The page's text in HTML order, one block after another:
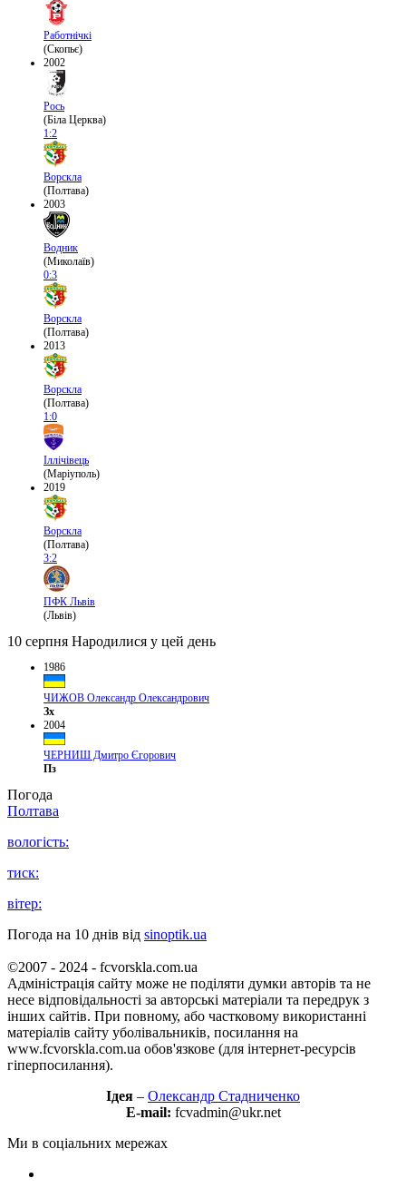
Работнічкі
(Скопьє)
2002
Рось
(Біла Церква)
1:2
Ворскла
(Полтава)
2003
Водник
(Миколаїв)
0:3
Ворскла
(Полтава)
2013
Ворскла
(Полтава)
1:0
Іллічівець
(Маріуполь)
2019
Ворскла
(Полтава)
3:2
ПФК Львів
(Львів)
10 серпня Народилися у цей день
1986
ЧИЖОВ Олександр Олександрович
Зх
2004
ЧЕРНИШ Дмитро Єгорович
Пз
Погода
Полтава
вологість:
тиск:
вітер:
Погода на 10 днів від sinoptik.ua
©2007 - 2024 - fcvorskla.com.ua
Адміністрація сайту може не поділяти думки авторів та не
несе відповідальності за авторські матеріали та передрук з
інших сайтів. При повному, або частковому використанні
матеріалів сайту уболівальників, посилання на
www.fcvorskla.com.ua обов'язкове (для інтернет-ресурсів
гіперпосилання).
Ідея – Олександр Стадниченко
E-mail: fcvadmin@ukr.net
Ми в соціальних мережах